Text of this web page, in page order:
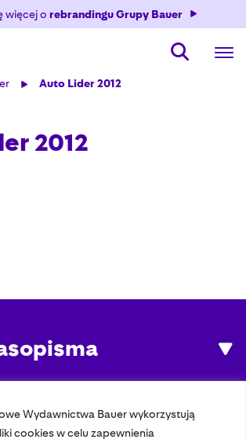
Wydawnictwa Bauer wykorzystują
cookies w celu zapewnienia
więcej o rebrandingu Grupy Bauer
Auto Lider 2012
2012